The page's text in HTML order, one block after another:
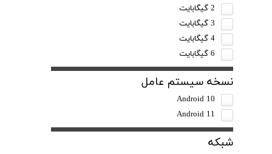
2 گیگابایت
3 گیگابایت
4 گیگابایت
6 گیگابایت
نسخه سیستم عامل
Android 10
Android 11
شبکه